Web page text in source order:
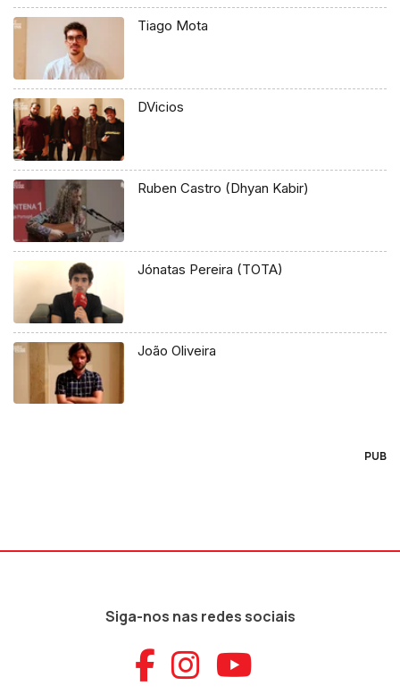
Tiago Mota
DVicios
Ruben Castro (Dhyan Kabir)
Jónatas Pereira (TOTA)
João Oliveira
PUB
Siga-nos nas redes sociais
Aceder ao
Aceder ao
Aceder